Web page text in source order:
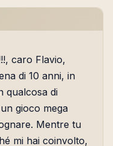
caro Flavio,
di 10 anni, in
qualcosa di
gioco mega
Mentre tu
mi hai coinvolto,